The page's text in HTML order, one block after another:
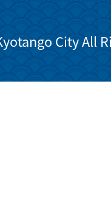
City All